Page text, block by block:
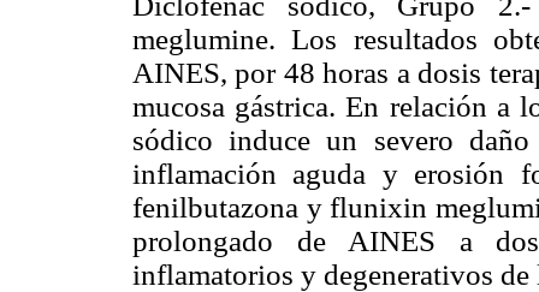
meglumine. Los resultados
AINES, por 48 horas a dosis
mucosa gástrica. En relación a
sódico induce un severo
inflamación aguda y erosión
fenilbutazona y flunixin
prolongado de AINES a
inflamatorios y degenerativos de